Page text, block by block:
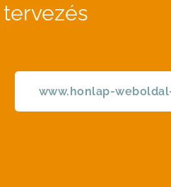
tervezés
www.honlap-